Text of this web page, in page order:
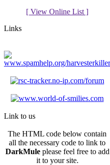
[ View Online List ]
Links
Link to us
The HTML code below contain
all the necessary code to link to
DarkMuleplease feel free to add
it to your site.